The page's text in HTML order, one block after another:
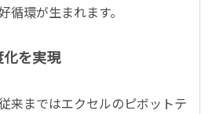
循環が生まれます。
を実現
来まではエクセルのピボットテ